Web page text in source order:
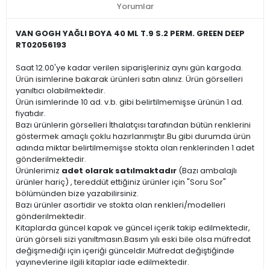
Yorumlar
VAN GOGH YAĞLI BOYA 40 ML T.9 S.2 PERM. GREEN DEEP
RT02056193
Saat 12.00'ye kadar verilen siparişleriniz aynı gün kargoda.
Ürün isimlerine bakarak ürünleri satın alınız. Ürün görselleri
yanıltıcı olabilmektedir.
Ürün isimlerinde 10 ad. v.b. gibi belirtilmemişse ürünün 1 ad.
fiyatıdır.
Bazı ürünlerin görselleri İthalatçısı tarafından bütün renklerini
göstermek amaçlı çoklu hazırlanmıştır.Bu gibi durumda ürün
adında miktar belirtilmemişse stokta olan renklerinden 1 adet
gönderilmektedir.
Ürünlerimiz adet olarak satılmaktadır (Bazı ambalajlı
ürünler hariç) , tereddüt ettiğiniz ürünler için "Soru Sor"
bölümünden bize yazabilirsiniz.
Bazı ürünler asortidir ve stokta olan renkleri/modelleri
gönderilmektedir.
Kitaplarda güncel kapak ve güncel içerik takip edilmektedir,
ürün görseli sizi yanıltmasın.Basım yılı eski bile olsa müfredat
değişmediği için içeriği günceldir.Müfredat değiştiğinde
yayınevlerine ilgili kitaplar iade edilmektedir.